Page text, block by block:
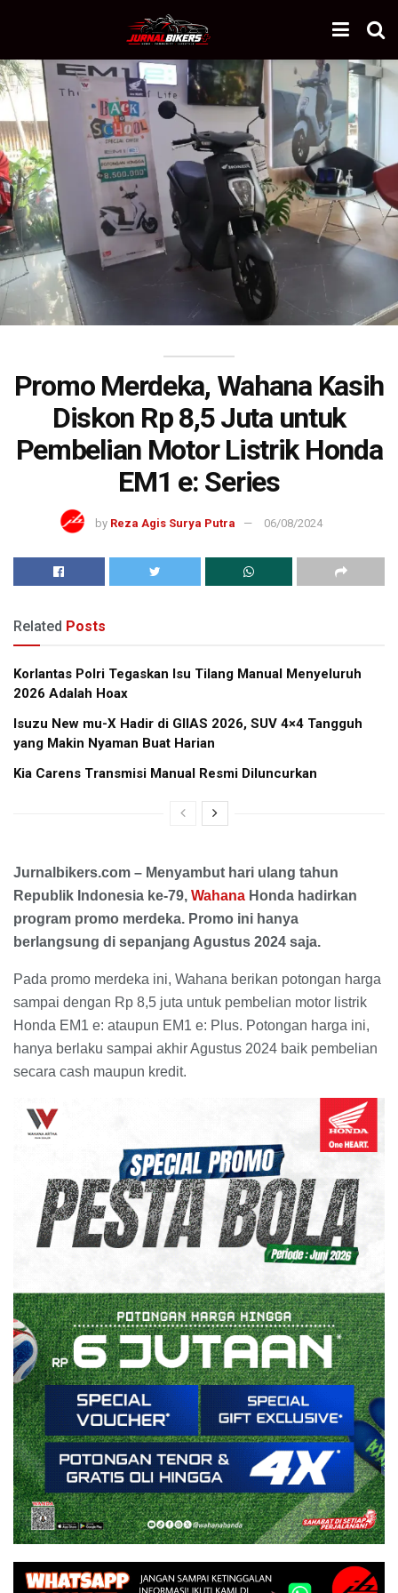
Promo Merdeka, Wahana Kasih
Diskon Rp 8,5 Juta untuk
Pembelian Motor Listrik Honda
EM1 e: Series
by Reza Agis Surya Putra 06/08/2024
Related Posts
Korlantas Polri Tegaskan Isu Tilang Manual Menyeluruh
2026 Adalah Hoax
Isuzu New mu-X Hadir di GIIAS 2026, SUV 4×4 Tangguh
yang Makin Nyaman Buat Harian
Kia Carens Transmisi Manual Resmi Diluncurkan
Jurnalbikers.com – Menyambut hari ulang tahun
Republik Indonesia ke-79, Wahana Honda hadirkan
program promo merdeka. Promo ini hanya
berlangsung di sepanjang Agustus 2024 saja.
Pada promo merdeka ini, Wahana berikan potongan harga
sampai dengan Rp 8,5 juta untuk pembelian motor listrik
Honda EM1 e: ataupun EM1 e: Plus. Potongan harga ini,
hanya berlaku sampai akhir Agustus 2024 baik pembelian
secara cash maupun kredit.